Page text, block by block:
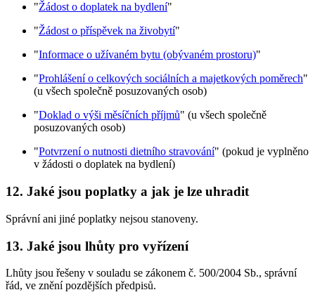
"Žádost o doplatek na bydlení"
"Žádost o příspěvek na živobytí"
"Informace o užívaném bytu (obývaném prostoru)"
"Prohlášení o celkových sociálních a majetkových poměrech"
(u všech společně posuzovaných osob)
"Doklad o výši měsíčních příjmů" (u všech společně
posuzovaných osob)
"Potvrzení o nutnosti dietního stravování" (pokud je vyplněno
v žádosti o doplatek na bydlení)
12. Jaké jsou poplatky a jak je lze uhradit
Správní ani jiné poplatky nejsou stanoveny.
13. Jaké jsou lhůty pro vyřízení
Lhůty jsou řešeny v souladu se zákonem č. 500/2004 Sb., správní
řád, ve znění pozdějších předpisů.